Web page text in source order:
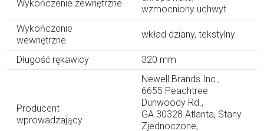
Wykończenie zewnętrzne
wzmocniony uchwyt
Wykończenie
wewnętrzne
wkład dziany, tekstylny
Długość rękawicy 320 mm
Producent
wprowadzający
Newell Brands Inc.,
6655 Peachtree
Dunwoody Rd.,
GA 30328 Atlanta, Stany
Zjednoczone,